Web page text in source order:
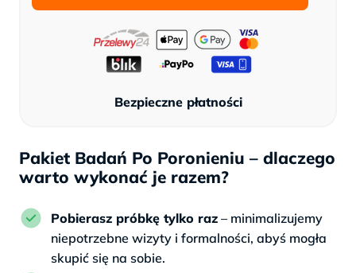
Bezpieczne płatności
Pakiet Badań Po Poronieniu – dlaczego
warto wykonać je razem?
Pobierasz próbkę tylko raz – minimalizujemy
niepotrzebne wizyty i formalności, abyś mogła
skupić się na sobie.